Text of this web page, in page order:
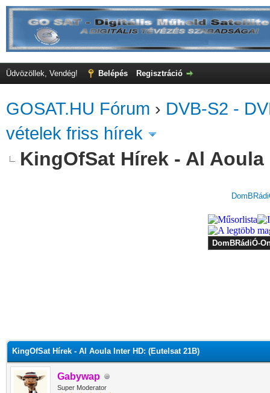
Üdvözöllek, Vendég! Belépés Regisztráció
GOSAT.HU Fórum › DVB-S2 -
vételek friss hírek
KingOfSat Hírek - Al
KingOfSat Hírek - Al Aoula Inter HD: (Eutelsat 21B)
Gabywap
Super Moderator